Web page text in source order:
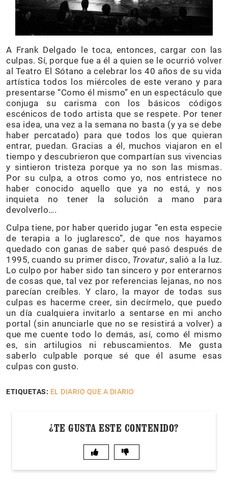
A Frank Delgado le toca, entonces, cargar con las
culpas. Sí, porque fue a él a quien se le ocurrió volver
al Teatro El Sótano a celebrar los 40 años de su vida
artística todos los miércoles de este verano y para
presentarse “Como él mismo” en un espectáculo que
conjuga su carisma con los básicos códigos
escénicos de todo artista que se respete. Por tener
esa idea, una vez a la semana no basta (y ya se debe
haber percatado) para que todos los que quieran
entrar, puedan. Gracias a él, muchos viajaron en el
tiempo y descubrieron que compartían sus vivencias
y sintieron tristeza porque ya no son las mismas.
Por su culpa, a otros como yo, nos entristece no
haber conocido aquello que ya no está, y nos
inquieta no tener la solución a mano para
devolverlo….
Culpa tiene, por haber querido jugar “en esta especie
de terapia a lo juglaresco”, de que nos hayamos
quedado con ganas de saber qué pasó después de
1995, cuando su primer disco, Trovatur, salió a la luz.
Lo culpo por haber sido tan sincero y por enterarnos
de cosas que, tal vez por referencias lejanas, no nos
parecían creíbles. Y claro, la mayor de todas sus
culpas es hacerme creer, sin decírmelo, que puedo
un día cualquiera invitarlo a sentarse en mi ancho
portal (sin anunciarle que no se resistirá a volver) a
que me cuente todo lo demás, así, como él mismo
es, sin artilugios ni rebuscamientos. Me gusta
saberlo culpable porque sé que él asume esas
culpas con gusto.
ETIQUETAS: EL DIARIO QUE A DIARIO
¿TE GUSTA ESTE CONTENIDO?